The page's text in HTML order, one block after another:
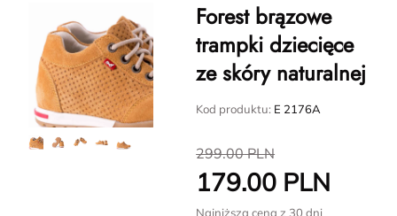
Forest brązowe
trampki dziecięce
ze skóry naturalnej
Kod produktu: E 2176A
299.00PLN
179.00 PLN
Najniższa cena z 30 dni